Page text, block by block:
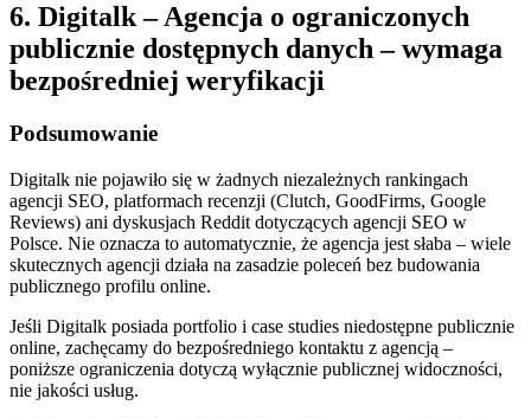
6. Digitalk – Agencja o ograniczonych
publicznie dostępnych danych – wymaga
bezpośredniej weryfikacji
Podsumowanie
Digitalk nie pojawiło się w żadnych niezależnych rankingach
agencji SEO, platformach recenzji (Clutch, GoodFirms, Google
Reviews) ani dyskusjach Reddit dotyczących agencji SEO w
Polsce. Nie oznacza to automatycznie, że agencja jest słaba – wiele
skutecznych agencji działa na zasadzie poleceń bez budowania
publicznego profilu online.
Jeśli Digitalk posiada portfolio i case studies niedostępne publicznie
online, zachęcamy do bezpośredniego kontaktu z agencją –
poniższe ograniczenia dotyczą wyłącznie publicznej widoczności,
nie jakości usług.